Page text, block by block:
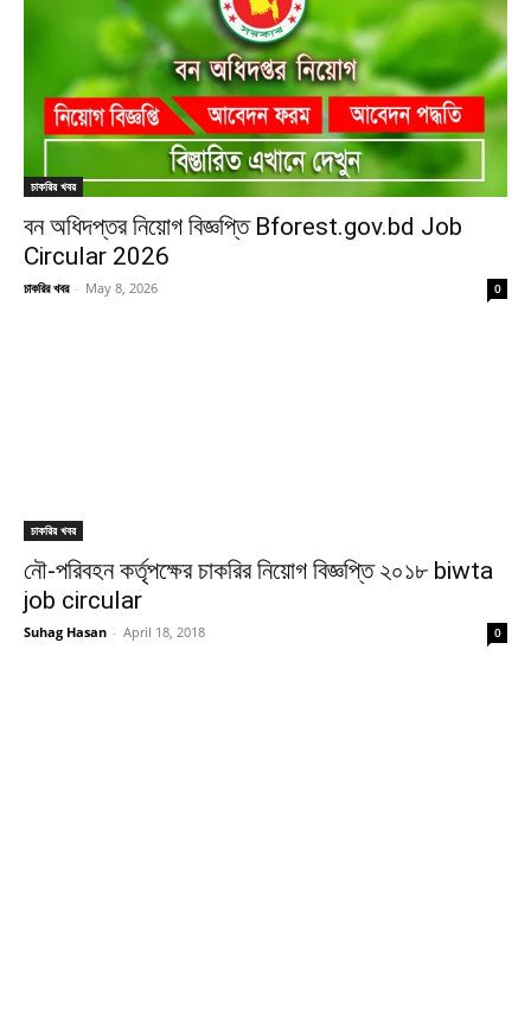
চাকরির খবর
বন অধিদপ্তর নিয়োগ বিজ্ঞপ্তি Bforest.gov.bd Job
Circular 2026
চাকরির খবর - May 8, 2026 0
চাকরির খবর
নৌ-পরিবহন কর্তৃপক্ষের চাকরির নিয়োগ বিজ্ঞপ্তি ২০১৮ biwta
job circular
Suhag Hasan - April 18, 2018 0